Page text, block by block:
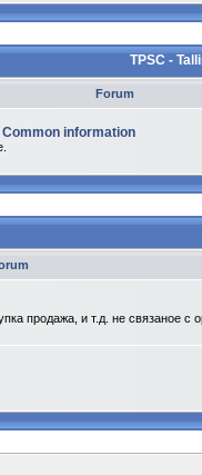
TPSC -
Forum
information
продажа, и т.д. не связаное с